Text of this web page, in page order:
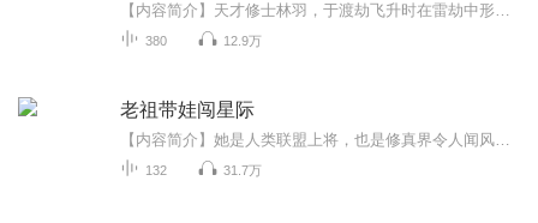
380 12.9万
老祖带娃闯星际
132 31.7万